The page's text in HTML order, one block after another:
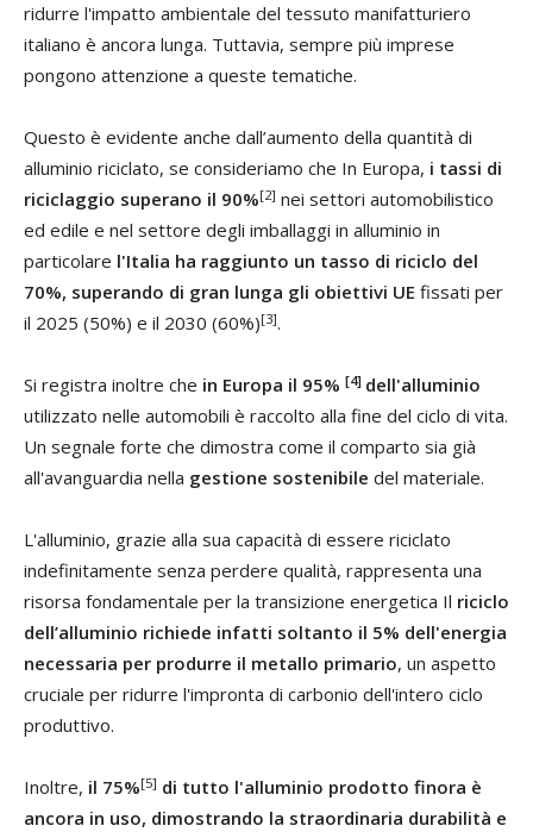
ridurre l'impatto ambientale del tessuto manifatturiero
italiano è ancora lunga. Tuttavia, sempre più imprese
pongono attenzione a queste tematiche.
Questo è evidente anche dall’aumento della quantità di
alluminio riciclato, se consideriamo che In Europa, i tassi di
riciclaggio superano il 90%[2] nei settori automobilistico
ed edile e nel settore degli imballaggi in alluminio in
particolare l'Italia ha raggiunto un tasso di riciclo del
70%, superando di gran lunga gli obiettivi UE fissati per
il 2025 (50%) e il 2030 (60%)[3].
Si registra inoltre che in Europa il 95% [4] dell'alluminio
utilizzato nelle automobili è raccolto alla fine del ciclo di vita.
Un segnale forte che dimostra come il comparto sia già
all'avanguardia nella gestione sostenibile del materiale.
L'alluminio, grazie alla sua capacità di essere riciclato
indefinitamente senza perdere qualità, rappresenta una
risorsa fondamentale per la transizione energetica Il riciclo
dell’alluminio richiede infatti soltanto il 5% dell'energia
necessaria per produrre il metallo primario, un aspetto
cruciale per ridurre l'impronta di carbonio dell'intero ciclo
produttivo.
Inoltre, il 75%[5] di tutto l'alluminio prodotto finora è
ancora in uso, dimostrando la straordinaria durabilità e